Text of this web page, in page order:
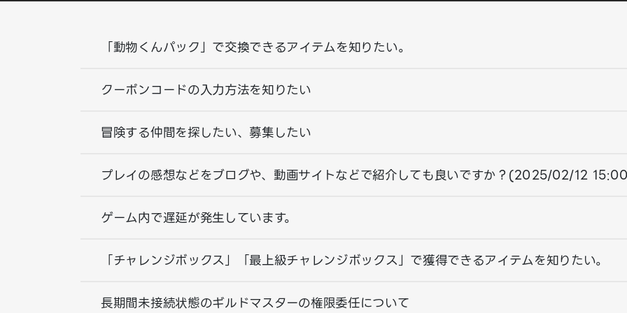
「動物くんパック」で交換できるアイテムを知りたい。
クーポンコードの入力方法を知りたい
冒険する仲間を探したい、募集したい
プレイの感想などをブログや、動画サイトなどで紹介しても良いですか？(2025/02/12
ゲーム内で遅延が発生しています。
「チャレンジボックス」「最上級チャレンジボックス」で獲得できるアイテムを知りたい。
長期間未接続状態のギルドマスターの権限委任について